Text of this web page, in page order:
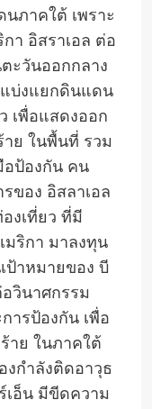
ภาคใต้ เพราะ
า อิสราเอล ต่อ
ะวันออกกลาง
แบ่งแยกดินแดน
เพื่อแสดงออก
ย ในพื้นที่ รวม
อป้องกัน คน
ของ อิสลาเอล
งเที่ยว ที่มี
มริกา มาลงทุน
ป้าหมายของ บี
วินาศกรรม
ารป้องกัน เพื่อ
าย ในภาคใต้
งกำลังติดอาวุธ
เอ็น มีขีดความ